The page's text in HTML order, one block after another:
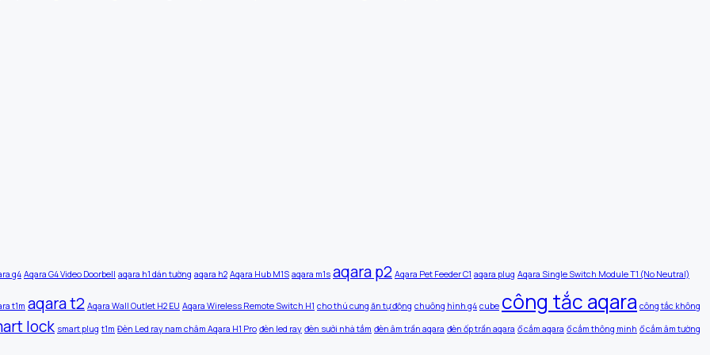
g4 Aqara G4 Video Doorbell aqara h1 dán tường aqara h2 Aqara Hub M1S aqara m1s aqara p2 Aqara Pet Feeder C1 aqara plug Aqara Single Switch Module T1 (No Neutral)
t1m aqara t2 Aqara Wall Outlet H2 EU Aqara Wireless Remote Switch H1 cho thú cưng ăn tự động chuông hình g4 cube công tắc aqara công tắc không
lock smart plug t1m Đèn Led ray nam châm Aqara H1 Pro đèn led ray đèn sưởi nhà tắm đèn âm trần aqara đèn ốp trần aqara ổ cắm aqara ổ cắm thông minh ổ cắm âm tường